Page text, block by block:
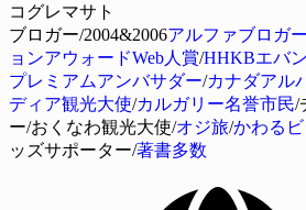
コグレマサト
ブロガー/2004&2006アルファブロガー
ョンアウォードWeb人賞/HHKBエバ
プレミアムアンバサダー/カナダアル
ディア観光大使/カルガリー名誉市民/
ー/おくなわ観光大使/オジ旅/かわる
ッズサポーター/著書多数